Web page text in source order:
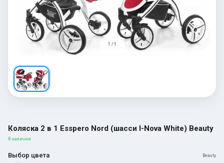
1 / 1
Коляска 2 в 1 Esspero Nord (шасси I-Nova White) Beauty
В наличии
Выбор цвета Beauty